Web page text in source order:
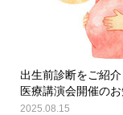
出生前診断をご紹
医療講演会開催の
2025.08.15